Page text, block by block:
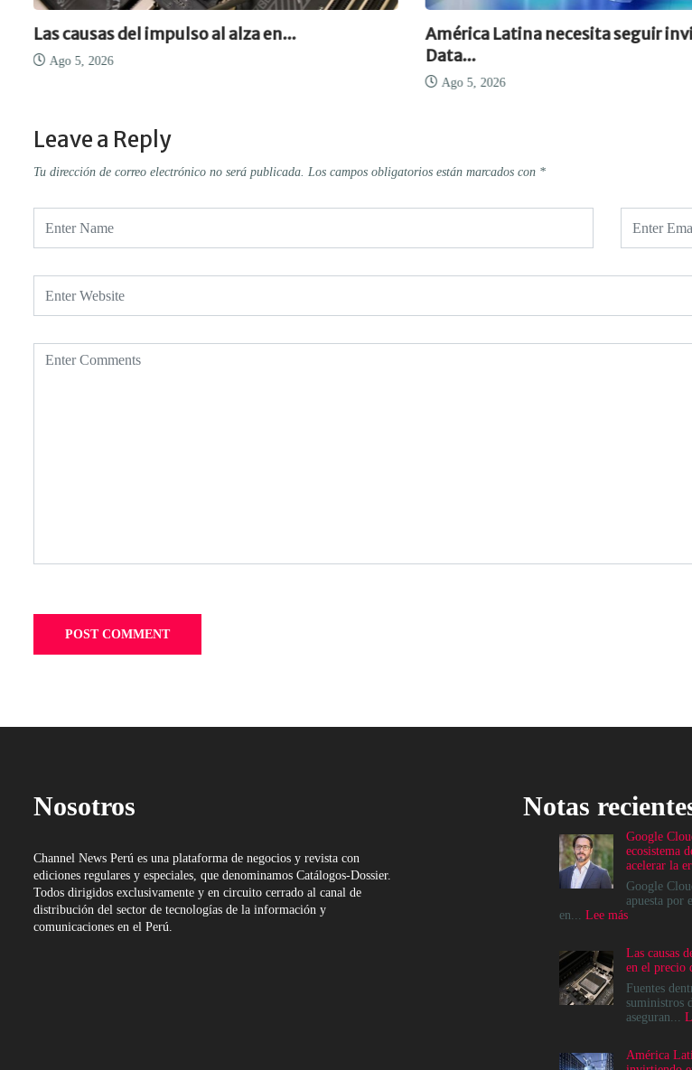
Las causas del impulso al alza en...
Ago 5, 2026
América Latina necesita seguir
Data...
Ago 5, 2026
Leave a Reply
Tu dirección de correo electrónico no será publicada. Los campos obligatorios están marcados con *
Nosotros
Channel News Perú es una plataforma de negocios y revista con
ediciones regulares y especiales, que denominamos Catálogos-Dossier.
Todos dirigidos exclusivamente y en circuito cerrado al canal de
distribución del sector de tecnologías de la información y
comunicaciones en el Perú.
Notas
Google
ecosistema
acelerar la
Google
apuesta por
en... Lee más:
apuesta
por
el
ecosistema
de
acelerar
Las causas
en el precio
Fuentes
suministros
aseguran...
América